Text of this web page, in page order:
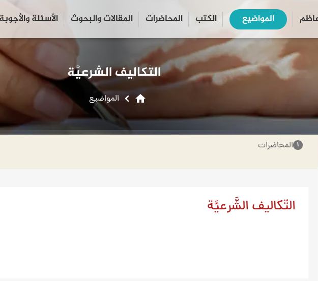
المواضیع الكتب المحاضرات المقالات والبحوث الأسئلة والأجوبة search
close
التّكاليف الشَّرعيَّة
home المواضیع
۱ المحاضرات
التّكاليف الشَّرعيَّة